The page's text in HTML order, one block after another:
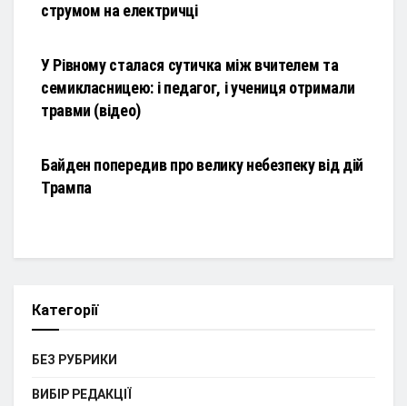
струмом на електричці
У Рівному сталася сутичка між вчителем та
семикласницею: і педагог, і учениця отримали
травми (відео)
Байден попередив про велику небезпеку від дій
Трампа
Категорії
БЕЗ РУБРИКИ
ВИБІР РЕДАКЦІЇ